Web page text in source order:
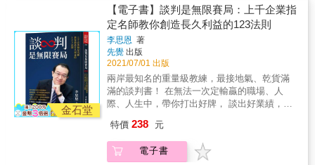
的各種溝通、談判技巧，更能實際應用到日常
生活當中。 & 讓你像哈佛菁英一樣，聰明幹練
的解決所有溝通難題！
長達15年的談判經驗，帶入各種談判情境與斡
旋技巧，要告訴讀者：如果你了解自身的情緒
及感受力，那麼你就能在談判中精準領航，談
到更好的條件！ 本書特色 1. 華頓商學院傑出教
師，淬鍊15年實戰心法 作者六度榮獲傑出教學
獎，在書中，她精煉出使5,000名學員受惠、長
達15年的談判授課經驗，帶入談判可能遇到的
情境與斡旋技巧。 2. 充滿人性的真實案例 本書
我們生活中許多談判檯面下充滿人性的真實案
例，橫跨家庭、人際、商業、政治等各項領
域。 3. 打破「外向強勢」的談判原則 作者本身
合？ & 談判最怕的不是輸，而是擔心對方不
爽，走下談判桌。 所以，千萬不要只急著談成
交易、急著說服對方、急著想要贏！ 談判雙贏
不是神話，也並非靠妥協與退讓換來的， 活用
本書的「實戰布局」「實用工具」「實況問
答」，讓你在無止境的人生談判賽局中勝出！
& ◤獨創超實用工具，讓你見招拆招◤ 「談判
一二三架構」，帶你設密碼、調頻道、開天
線、解bug、控音量、鋪軌道、查結構 ◎一個
認識：認識「關係的經營」比輸贏更重要 ◎二
回應風格」 ◎三項要件：預擬ABC談判架構工
具表，讓談判不失焦 & 由兩岸上千企業指定的
金石堂
【電子書】談判是無限賽局：上千企業指
定名師教你創造長久利益的123法則
李思恩 著
先覺 出版
2021/07/01 出版
兩岸最知名的重量級教練，最接地氣、乾貨滿
滿的談判書！ 在無法一次定輸贏的職場、人
際、人生中，帶你打出好牌， 談出好業績，維
架構工具表 & 想要升職加薪怎麼談？ 想讓老闆
認同我的報告，該如何表達？ 對方就是不願讓
步，我又沒空間了，該怎麼繼續磋商？ 同事處
特價 238 元
電子書